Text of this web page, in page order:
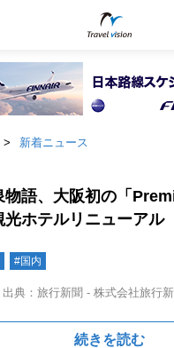
新着ニュース
物語、大阪初の「
光ホテルリニューアル
#国内
出典：旅行新聞 - 株式会社旅行
続きを読む